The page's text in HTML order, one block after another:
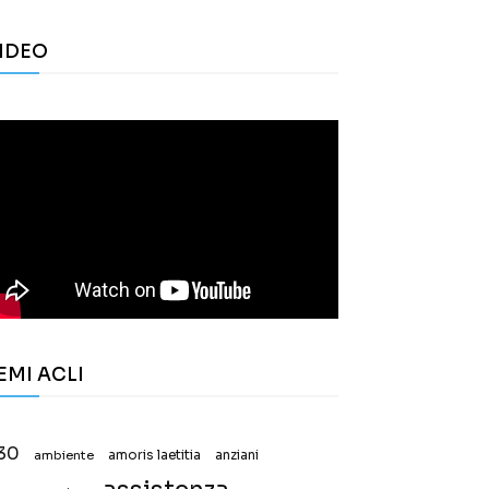
ACLI
ambiente amoris laetitia anziani